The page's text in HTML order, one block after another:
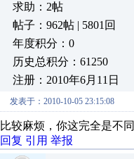
求助：2帖
帖子：962帖 | 5801回
年度积分：0
历史总积分：61250
注册：2010年6月11日
发表于：2010-10-05 23:15:08
比较麻烦，你这完全是不
回复 引用 举报